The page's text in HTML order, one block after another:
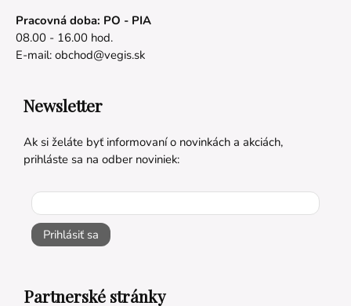
Pracovná doba: PO - PIA
08.00 - 16.00 hod.
E-mail: obchod@vegis.sk
Newsletter
Ak si želáte byť informovaní o novinkách a akciách,
prihláste sa na odber noviniek:
Prihlásiť sa
Partnerské stránky